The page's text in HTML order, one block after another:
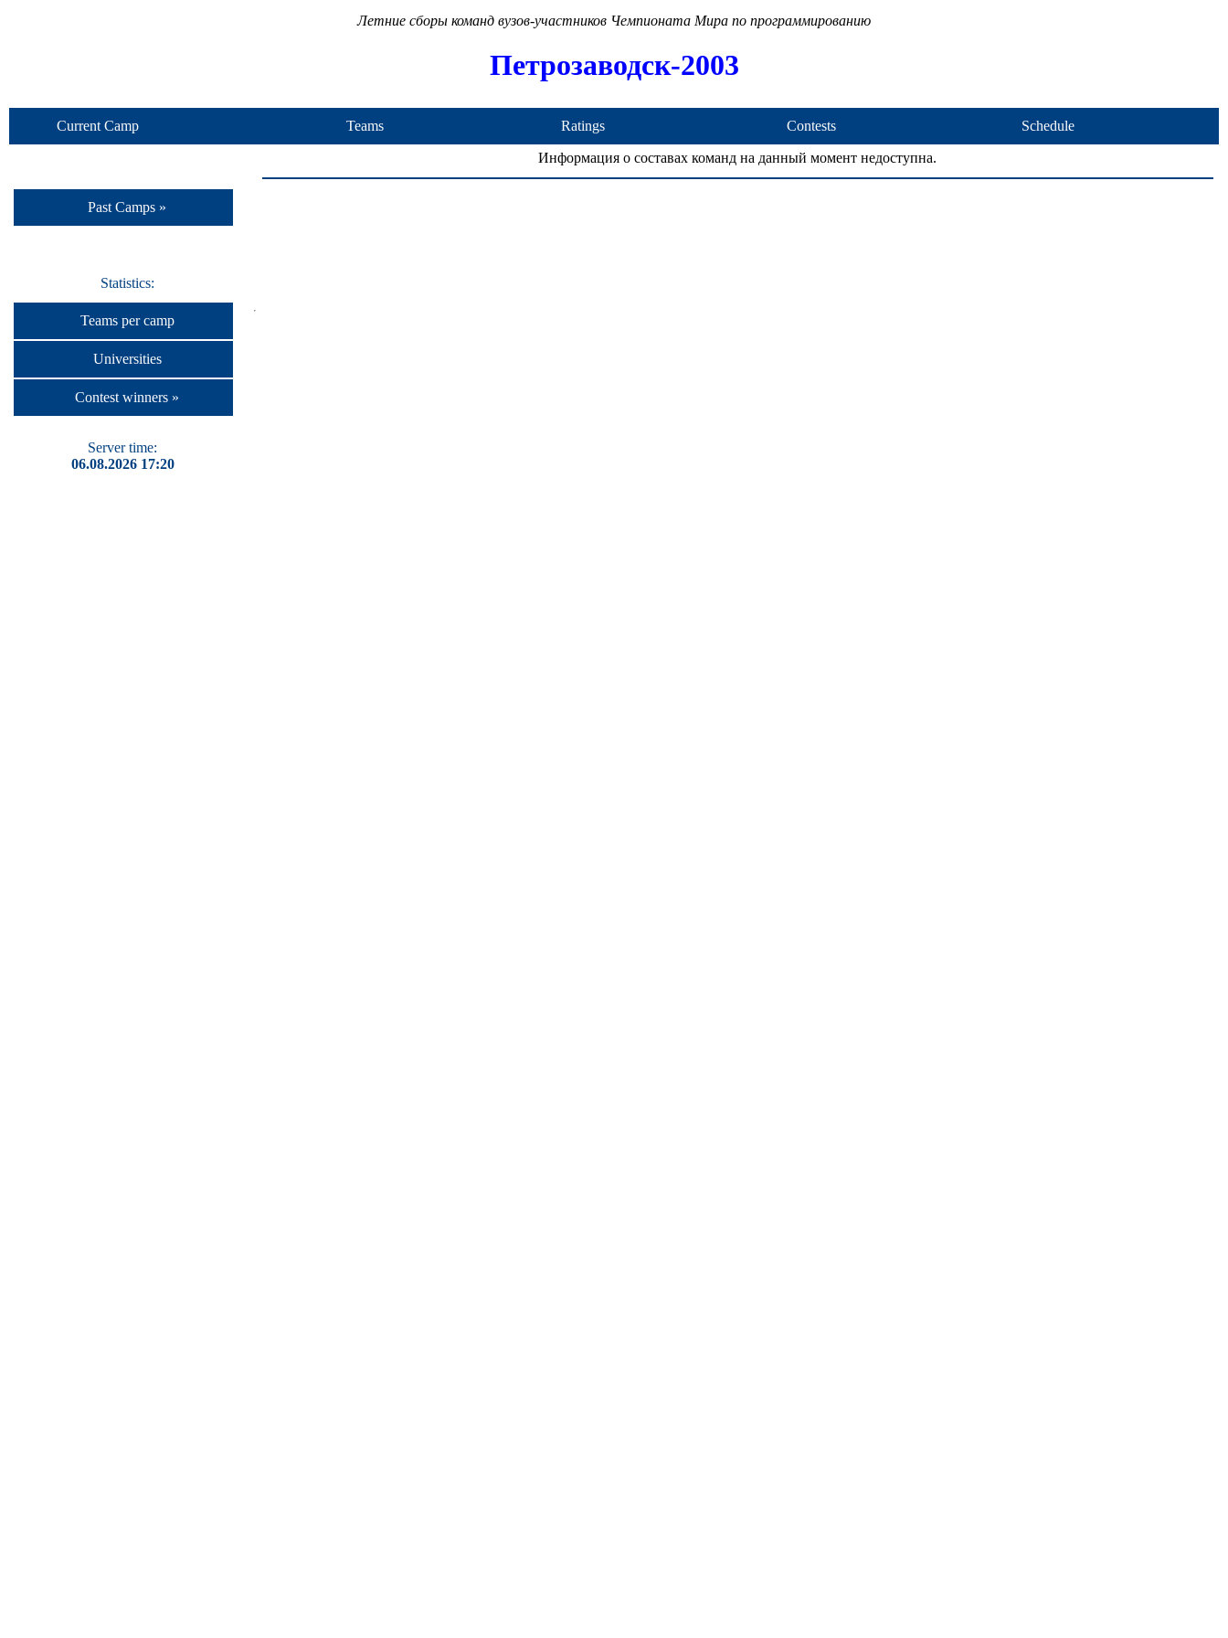
Летние сборы команд вузов-участников Чемпионата Мира по программированию
Петрозаводск-2003
Current Camp Teams Ratings Contests Schedule
Past Camps »
Statistics:
Teams per camp
Universities
Contest winners »
Server time:
06.08.2026 17:20
Информация о составах команд на данный момент недоступна.